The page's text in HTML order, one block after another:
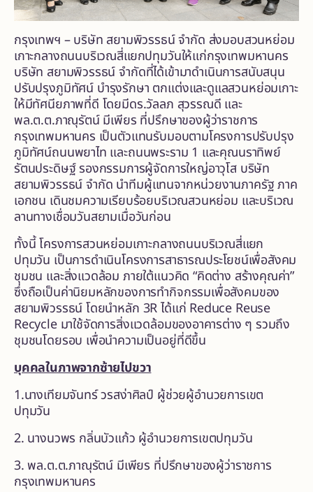
กรุงเทพฯ – บริษัท สยามพิวรรธน์ จำกัด ส่งมอบสวนหย่อม
เกาะกลางถนนบริเวณสี่แยกปทุมวันให้แก่กรุงเทพมหานคร
บริษัท สยามพิวรรธน์ จำกัดที่ได้เข้ามาดำเนินการสนับสนุน
ปรับปรุงภูมิทัศน์ บำรุงรักษา ตกแต่งและดูแลสวนหย่อมเกาะ
ให้มีทัศนียภาพที่ดี โดยมีดร.วัลลภ สุวรรณดี และ
พล.ต.ต.ภาณุรัตน์ มีเพียร ที่ปรึกษาของผู้ว่าราชการ
กรุงเทพมหานคร เป็นตัวแทนรับมอบตามโครงการปรับปรุง
ภูมิทัศน์ถนนพยาไท และถนนพระราม 1 และคุณนราทิพย์
รัตนประดิษฐ์ รองกรรมการผู้จัดการใหญ่อาวุโส บริษัท
สยามพิวรรธน์ จำกัด นำทีมผู้แทนจากหน่วยงานภาครัฐ ภาค
เอกชน เดินชมความเรียบร้อยบริเวณสวนหย่อม และบริเวณ
ลานทางเชื่อมวันสยามเมื่อวันก่อน
ทั้งนี้ โครงการสวนหย่อมเกาะกลางถนนบริเวณสี่แยก
ปทุมวัน เป็นการดำเนินโครงการสาธารณประโยชน์เพื่อสังคม
ชุมชน และสิ่งแวดล้อม ภายใต้แนวคิด “คิดต่าง สร้างคุณค่า”
ซึ่งถือเป็นค่านิยมหลักของการทำกิจกรรมเพื่อสังคมของ
สยามพิวรรธน์ โดยนำหลัก 3R ได้แก่ Reduce Reuse
Recycle มาใช้จัดการสิ่งแวดล้อมของอาคารต่าง ๆ รวมถึง
ชุมชนโดยรอบ เพื่อนำความเป็นอยู่ที่ดีขึ้น
บุคคลในภาพจากซ้ายไปขวา
1.นางเทียมจันทร์ วรสง่าศิลป์ ผู้ช่วยผู้อำนวยการเขต
ปทุมวัน
2. นางนวพร กลิ่นบัวแก้ว ผู้อำนวยการเขตปทุมวัน
3. พล.ต.ต.ภาณุรัตน์ มีเพียร ที่ปรึกษาของผู้ว่าราชการ
กรุงเทพมหานคร